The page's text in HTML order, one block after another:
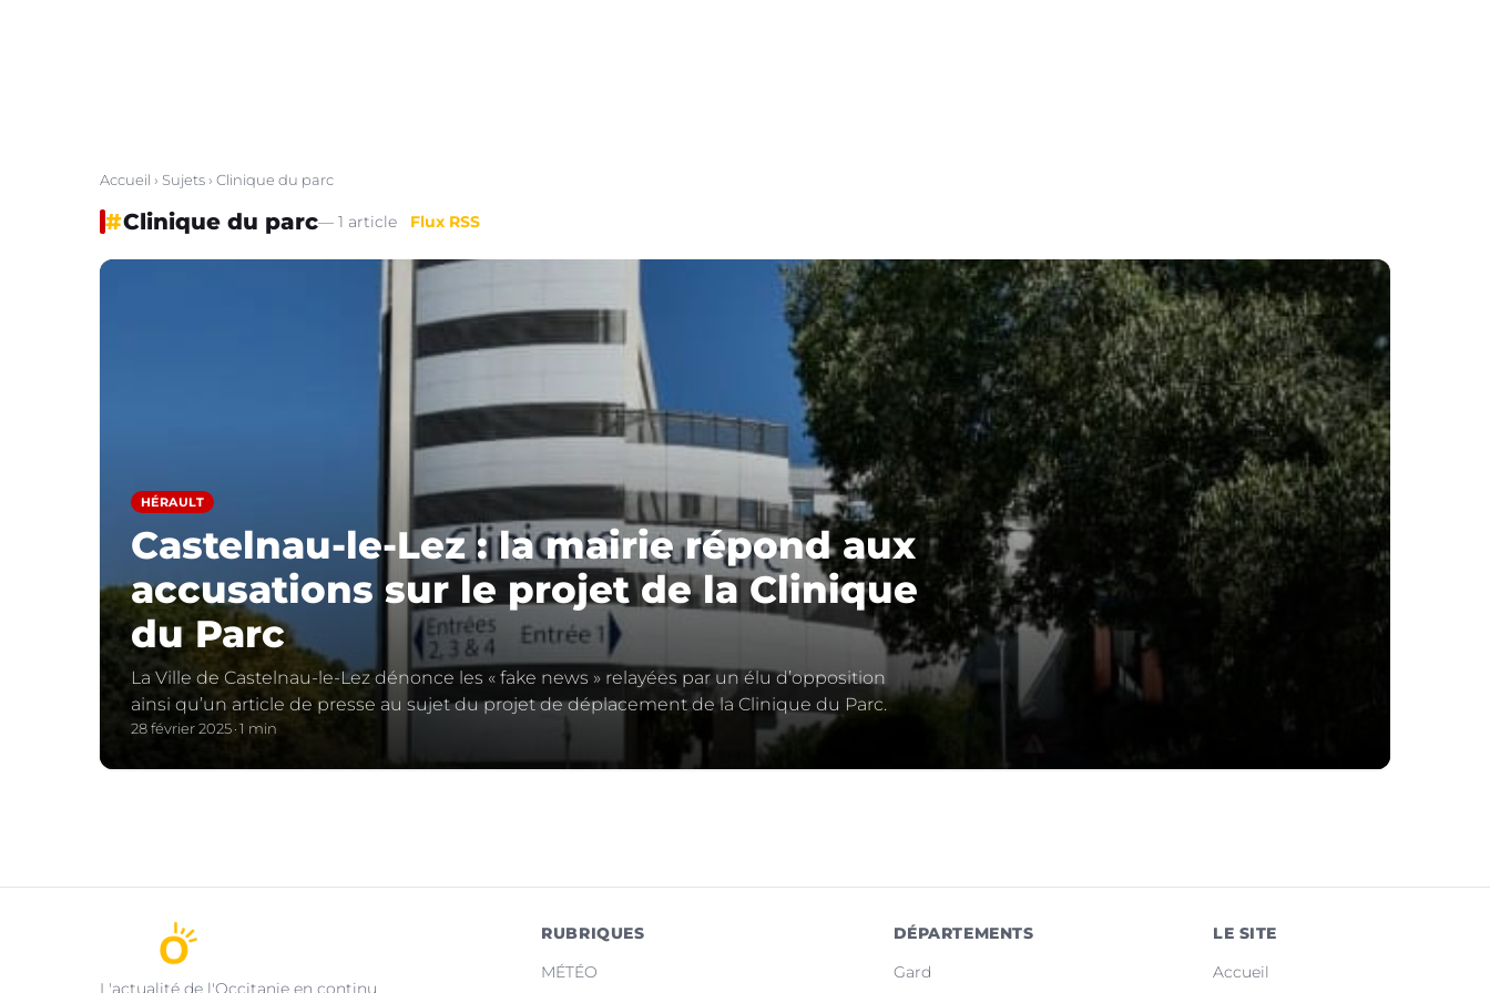
Accueil › Sujets› Clinique du parc
#Clinique du parc— 1 article Flux RSS
HÉRAULT
Castelnau-le-Lez : la mairie répond aux
accusations sur le projet de la Clinique
du Parc
La Ville de Castelnau-le-Lez dénonce les « fake news » relayées par un élu d’opposition
ainsi qu’un article de presse au sujet du projet de déplacement de la Clinique du Parc.
28 février 2025 1 min
L'actualité de l'Occitanie en continu
RUBRIQUES
MÉTÉO
DÉPARTEMENTS
Gard
LE SITE
Accueil